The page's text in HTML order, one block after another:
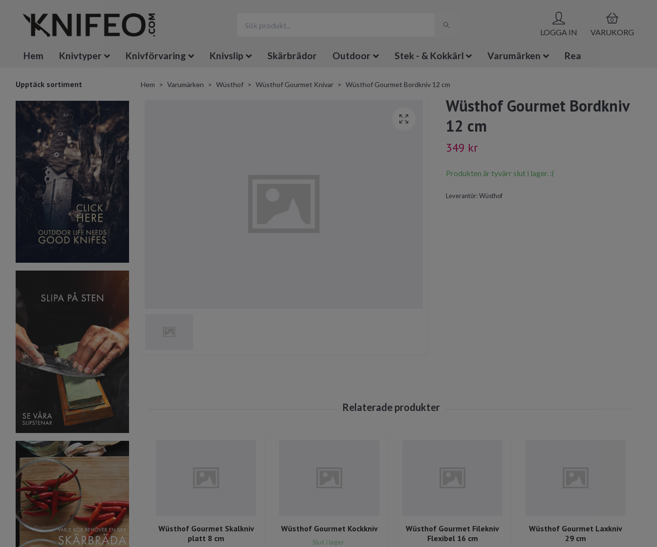
LOGGA IN
0
VARUKORG
Hem Knivtyper Knivförvaring Knivslip Skärbrädor Outdoor Stek - & Kokkärl Varumärken Rea
Upptäck sortiment Hem Varumärken Wüsthof Wüsthof Gourmet Knivar Wüsthof Gourmet Bordkniv 12 cm
Wüsthof Gourmet Bordkniv
12 cm
349 kr
Produkten är tyvärr slut i lager. :(
Leverantör:Wüsthof
Wüsthof Gourmet Skalkniv
platt 8 cm
Wüsthof Gourmet Kockkniv
Slut i lager
Wüsthof Gourmet Filekniv
Flexibel 16 cm
Wüsthof Gourmet Laxkniv
29 cm